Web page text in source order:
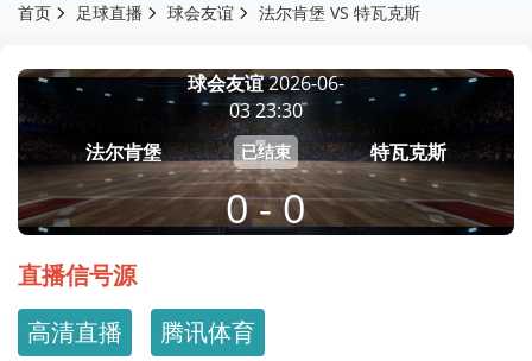
首页 足球直播 球会友谊 法尔肯堡 VS 特瓦克斯
法尔肯堡
球会友谊2026-06-
03 23:30
已结束
0 - 0
特瓦克斯
直播信号源
高清直播
腾讯体育